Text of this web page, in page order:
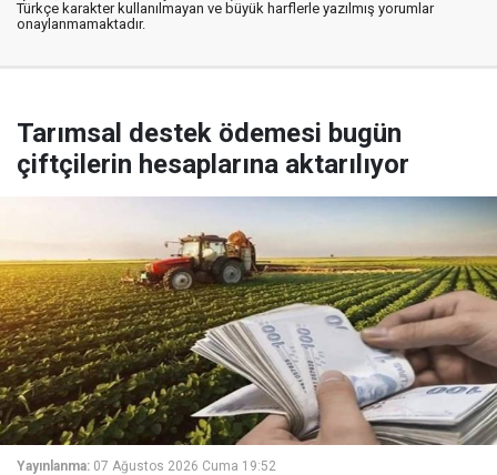
Türkçe karakter kullanılmayan ve büyük harflerle yazılmış yorumlar
onaylanmamaktadır.
Tarımsal destek ödemesi bugün
çiftçilerin hesaplarına aktarılıyor
Yayınlanma: 07 Ağustos 2026 Cuma 19:52